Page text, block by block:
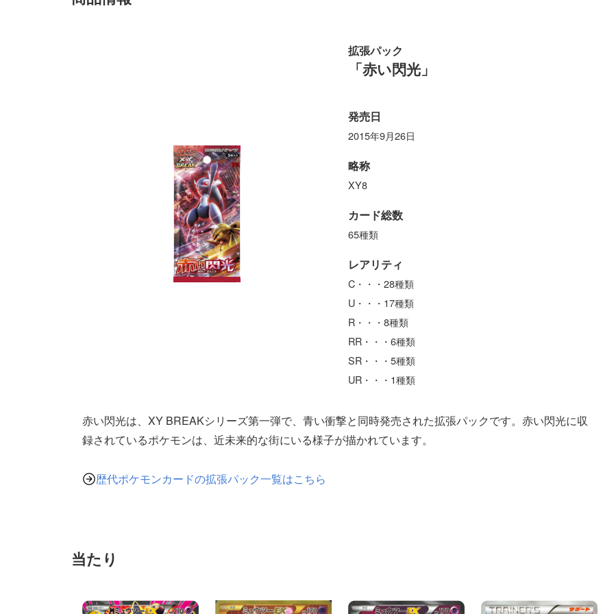
拡張パック
「赤い閃光」
発売日
2015年9月26日
略称
XY8
カード総数
65種類
レアリティ
C・・・28種類
U・・・17種類
R・・・8種類
RR・・・6種類
SR・・・5種類
UR・・・1種類
赤い閃光は、XY BREAKシリーズ第一弾で、青い衝撃と同時発売された拡張パックです。赤い閃光に収
録されているポケモンは、近未来的な街にいる様子が描かれています。
歴代ポケモンカードの拡張パック一覧はこちら
当たり